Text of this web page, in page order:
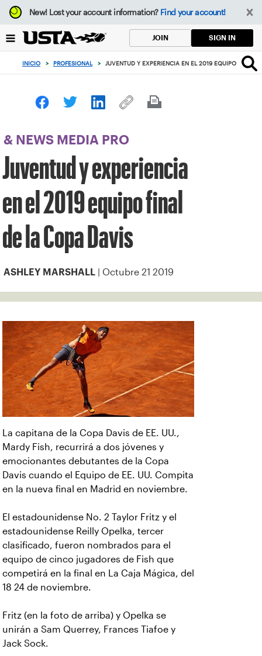
Enfoque
desde
botón
volver
principio
New!Lost your account information? Find your account!
JOIN SIGN IN
INICIO > PROFESIONAL > JUVENTUD Y EXPERIENCIA EN EL 2019 EQUIPO FINAL
& NEWS MEDIA PRO
Juventud y experiencia
en el 2019 equipo final
de la Copa Davis
ASHLEY MARSHALL | Octubre 21 2019
La capitana de la Copa Davis de EE. UU.,
Mardy Fish, recurrirá a dos jóvenes y
emocionantes debutantes de la Copa
Davis cuando el Equipo de EE. UU. Compita
en la nueva final en Madrid en noviembre.
El estadounidense No. 2 Taylor Fritz y el
estadounidense Reilly Opelka, tercer
clasificado, fueron nombrados para el
equipo de cinco jugadores de Fish que
competirá en la final en La Caja Mágica, del
18 24 de noviembre.
Fritz (en la foto de arriba) y Opelka se
unirán a Sam Querrey, Frances Tiafoe y
Jack Sock.